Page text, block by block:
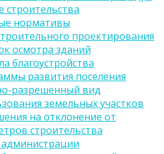
строительства
нормативы
проектирования
осмотра зданий
благоустройства
развития поселения
разрешенный вид
земельных участков
на отклонение от
строительства